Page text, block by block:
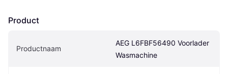
Product
Productnaam
AEG L6FBF56490 Voorlader
Wasmachine